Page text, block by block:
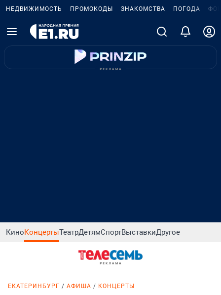
НЕДВИЖИМОСТЬ ПРОМОКОДЫ ЗНАКОМСТВА ПОГОДА
КиноКонцертыТеатрДетямСпортВыставкиДругое
ЕКАТЕРИНБУРГ АФИША КОНЦЕРТЫ